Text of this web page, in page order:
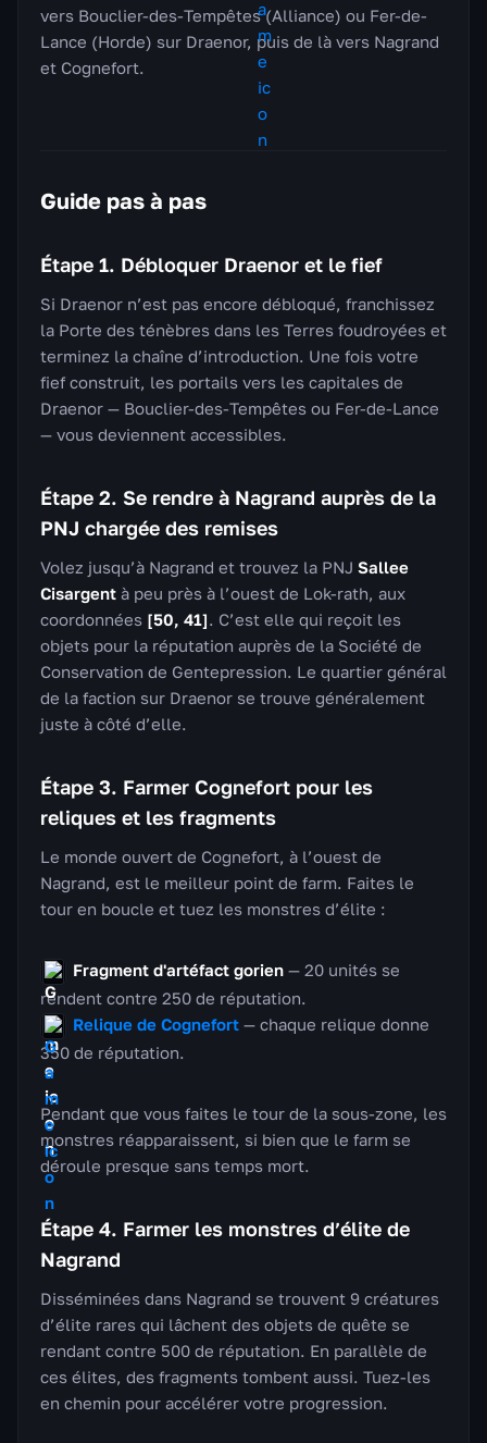
vers Bouclier-des-Tempêtes (Alliance) ou Fer-de-
Lance (Horde) sur Draenor, puis de là vers Nagrand
et Cognefort.
Guide pas à pas
Étape 1. Débloquer Draenor et le fief
Si Draenor n’est pas encore débloqué, franchissez
la Porte des ténèbres dans les Terres foudroyées et
terminez la chaîne d’introduction. Une fois votre
fief construit, les portails vers les capitales de
Draenor — Bouclier-des-Tempêtes ou Fer-de-Lance
— vous deviennent accessibles.
Étape 2. Se rendre à Nagrand auprès de la
PNJ chargée des remises
Volez jusqu’à Nagrand et trouvez la PNJ Sallee
Cisargent à peu près à l’ouest de Lok-rath, aux
coordonnées [50, 41]. C’est elle qui reçoit les
objets pour la réputation auprès de la Société de
Conservation de Gentepression. Le quartier général
de la faction sur Draenor se trouve généralement
juste à côté d’elle.
Étape 3. Farmer Cognefort pour les
reliques et les fragments
Le monde ouvert de Cognefort, à l’ouest de
Nagrand, est le meilleur point de farm. Faites le
tour en boucle et tuez les monstres d’élite :
Fragment d'artéfact gorien — 20 unités se
rendent contre 250 de réputation.
Relique de Cognefort — chaque relique donne
350 de réputation.
Pendant que vous faites le tour de la sous-zone, les
monstres réapparaissent, si bien que le farm se
déroule presque sans temps mort.
Étape 4. Farmer les monstres d’élite de
Nagrand
Disséminées dans Nagrand se trouvent 9 créatures
d’élite rares qui lâchent des objets de quête se
rendant contre 500 de réputation. En parallèle de
ces élites, des fragments tombent aussi. Tuez-les
en chemin pour accélérer votre progression.